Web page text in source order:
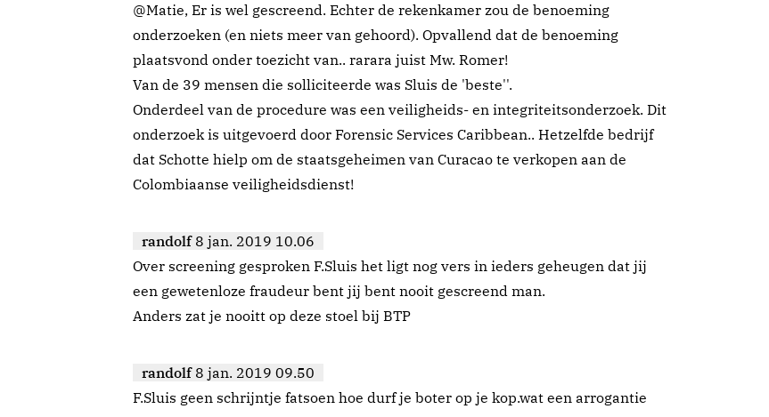
@Matie, Er is wel gescreend. Echter de rekenkamer zou de benoeming
onderzoeken (en niets meer van gehoord). Opvallend dat de benoeming
plaatsvond onder toezicht van.. rarara juist Mw. Romer!
Van de 39 mensen die solliciteerde was Sluis de 'beste''.
Onderdeel van de procedure was een veiligheids- en integriteitsonderzoek. Dit
onderzoek is uitgevoerd door Forensic Services Caribbean.. Hetzelfde bedrijf
dat Schotte hielp om de staatsgeheimen van Curacao te verkopen aan de
Colombiaanse veiligheidsdienst!
randolf 8 jan. 2019 10.06
Over screening gesproken F.Sluis het ligt nog vers in ieders geheugen dat jij
een gewetenloze fraudeur bent jij bent nooit gescreend man.
Anders zat je nooitt op deze stoel bij BTP
randolf 8 jan. 2019 09.50
F.Sluis geen schrijntje fatsoen hoe durf je boter op je kop.wat een arrogantie